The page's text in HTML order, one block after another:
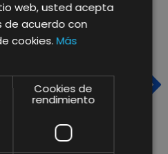
web, usted acepta
de acuerdo con
cookies.Más
Cookies de
rendimiento